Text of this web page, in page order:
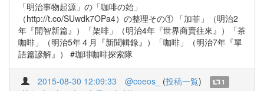
「明治事物起源」の「咖啡の始」
（http://t.co/SUwdk7OPa4）の整理その① 「加菲」（明治2
年『開智新篇』）「架啡」（明治4年『世界商賣往來』）「茶
咖啡」（明治5年４月『新聞輯錄』）「咖啡」（明治7年『單
語篇諺解』） #珈琲咖啡探索隊
2015-08-30 12:09:33 @coeos_ (投稿一覧) 1